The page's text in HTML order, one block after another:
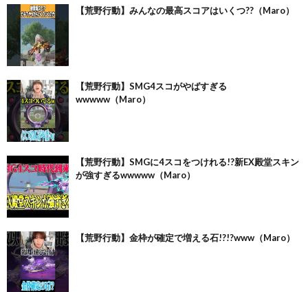
【荒野行動】みんなの最高スコアはいくつ??（Maro）
【荒野行動】SMG4スコがやばすぎる
wwwww（Maro）
【荒野行動】SMGに4スコをつけれる!?新EX殿堂スキン
が強すぎるwwwww（Maro）
【荒野行動】金枠が確定で増える石!?!?www（Maro）